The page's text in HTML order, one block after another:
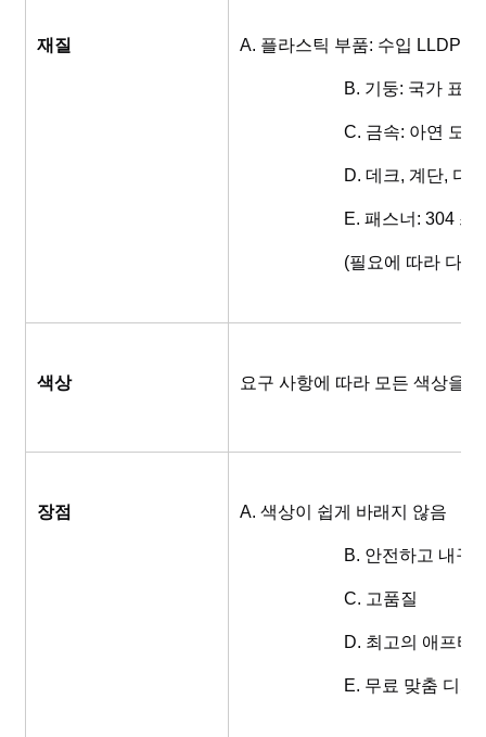
재질 A. 플라스틱 부품: 수입 LLDPE
B. 기둥: 국가 표
C. 금속: 아연 도
D. 데크, 계단,
E. 패스너: 304
(필요에 따라 다
색상 요구 사항에 따라 모든 색상을
장점 A. 색상이 쉽게 바래지 않음
B. 안전하고 내구
			C. 고품질
D. 최고의 애프
E. 무료 맞춤 디자